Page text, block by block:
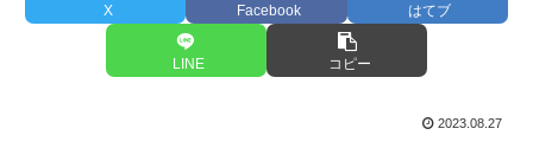
X Facebook はてブ
LINE コピー
2023.08.27